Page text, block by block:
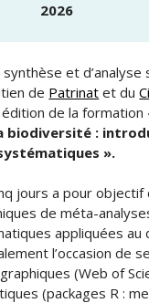
2026
et
de Patrinat et du
de la formation
biodiversité :
».
jours a pour objectif
de méta-
appliquées au
l’occasion de
(Web of
(packages R :